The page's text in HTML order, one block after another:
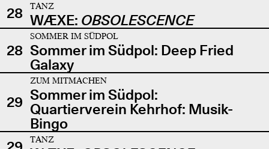
28
TANZ
WÆXE: OBSOLESCENCE
28
SOMMER IM SÜDPOL
Sommer im Südpol: Deep Fried
Galaxy
29
ZUM MITMACHEN
Sommer im Südpol:
Quartierverein Kehrhof: Musik-
Bingo
TANZ